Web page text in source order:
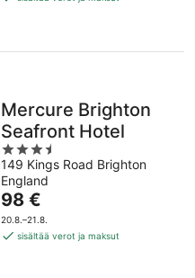
Mercure Brighton
Seafront Hotel
3.5
out
of
5
149 Kings Road Brighton
England
Hinta
on
98 €
98 €
20.8.–21.8.
sisältää verot ja maksut